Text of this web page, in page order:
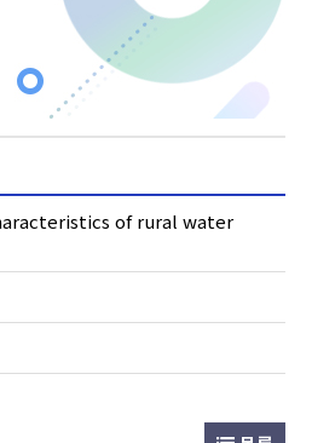
of rural water